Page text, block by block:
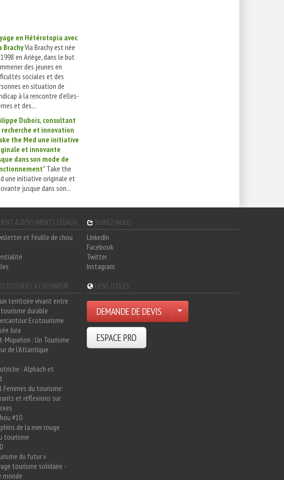
en Hétérotopia avec
BrachyVia Brachy est née
en Ariège, dans le but
des jeunes en
sociales et des
en situation de
à la rencontre d’elles-
et des...
Dubois, consultant
recherche et innovation
the Med une initiative
et innovante
dans son mode de
Take the
une initiative originale et
jusque dans son...
& DOCUMENTS LÉGAUX
et feuille de chou
SUIVEZ-NOUS
LinkedIn
Facebook
Twitter
Instagram
DOSSIERS A L'HONNEUR
territoire vivant entre
durable
Ecotourisme
Jura
Miquelon : Un Tourisme
de l'Atlantique
: Alpbach et
Femmes du tourisme:
et réflexions sur
#10
de la mer rouge
tourisme
du futur »
tourisme solidaire -
monde
LIENS UTILES
DEMANDE DE DEVIS
ESPACE PRO